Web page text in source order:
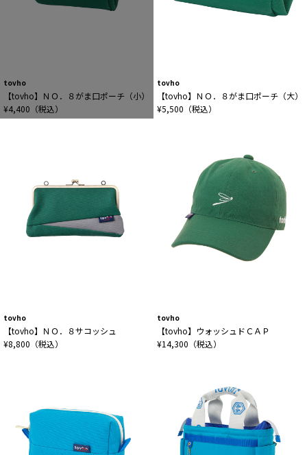
tovho
【tovho】ＮＯ．８がま口ポーチ（小）
¥4,400（税込）
tovho
【tovho】ＮＯ．８がま口ポーチ（大）
¥5,500（税込）
tovho
【tovho】ＮＯ．８サコッシュ
¥8,800（税込）
tovho
【tovho】ウォッシュドＣＡＰ
¥14,300（税込）